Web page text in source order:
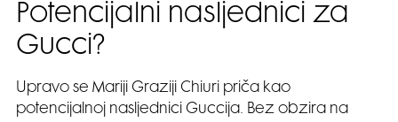
Potencijalni nasljednici za
Gucci?
Upravo se Mariji Graziji Chiuri priča kao
potencijalnoj nasljednici Guccija. Bez obzira na